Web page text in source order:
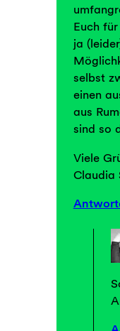
Euch
ja
selbst
einen
aus
sind so
Viele
Claudia